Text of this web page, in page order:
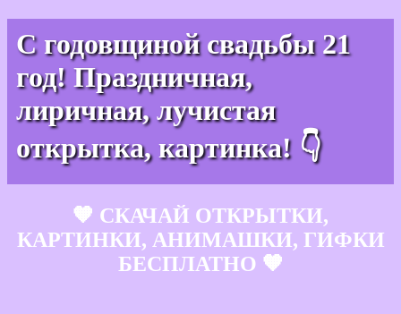
С годовщиной свадьбы 21
год! Праздничная,
лиричная, лучистая
открытка, картинка! 👇
🧡 СКАЧАЙ ОТКРЫТКИ,
КАРТИНКИ, АНИМАШКИ, ГИФКИ
БЕСПЛАТНО 🧡